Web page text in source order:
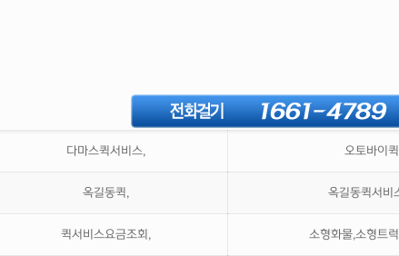
다마스퀵서비스, 오토바이
옥길동퀵, 옥길동퀵서비
퀵서비스요금조회, 소형화물,소형트